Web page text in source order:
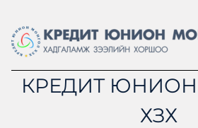
КРЕДИТ
ХЗХ